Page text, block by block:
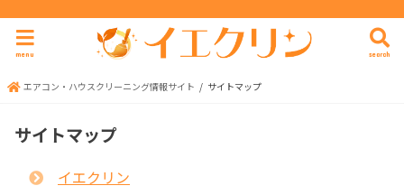
search
menu
エアコン・ハウスクリーニング情報サイト サイトマップ
サイトマップ
イエクリン